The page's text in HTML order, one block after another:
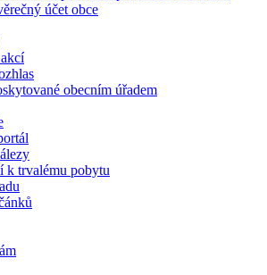
účet obce
obecním úřadem
k trvalému pobytu